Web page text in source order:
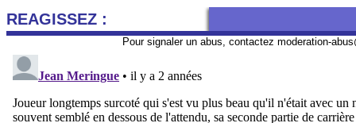
REAGISSEZ :
Pour signaler un abus, contactez moderation-